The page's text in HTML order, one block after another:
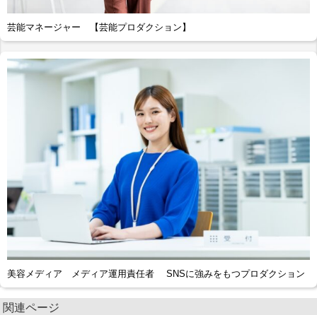
芸能マネージャー 【芸能プロダクション】
美容メディア メディア運用責任者 SNSに強みをもつプロダクション
関連ページ